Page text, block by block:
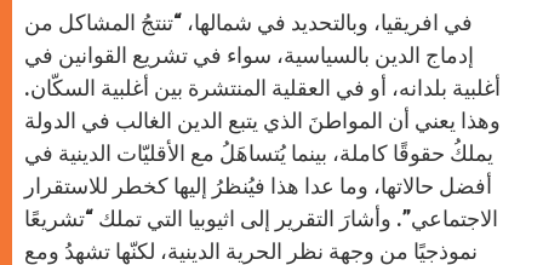
في افريقيا، وبالتحديد في شمالها، “تنتجُ المشاكل من
إدماج الدين بالسياسية، سواء في تشريع القوانين في
أغلبية بلدانه، أو في العقلية المنتشرة بين أغلبية السكّان.
وهذا يعني أن المواطنَ الذي يتبع الدين الغالب في الدولة
يملكُ حقوقًا كاملة، بينما يُتساهَلُ مع الأقليّات الدينية في
أفضل حالاتها، وما عدا هذا فيُنظرُ إليها كخطر للاستقرار
الاجتماعي”. وأشارَ التقرير إلى اثيوبيا التي تملك “تشريعًا
نموذجيًا من وجهة نظر الحرية الدينية، لكنّها تشهدُ ومع